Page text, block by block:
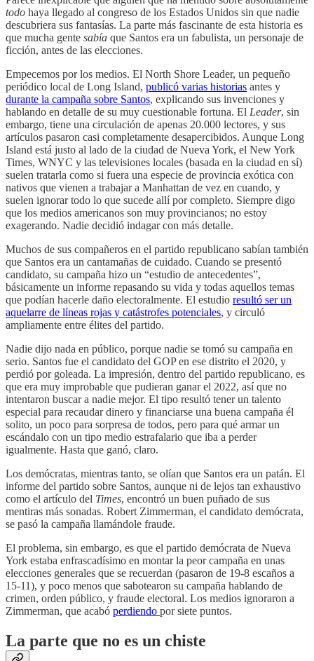
todo haya llegado al congreso de los Estados Unidos sin que nadie
descubriera sus fantasías. La parte más fascinante de esta historia es
que mucha gente sabía que Santos era un fabulista, un personaje de
ficción, antes de las elecciones.
Empecemos por los medios. El North Shore Leader, un pequeño
periódico local de Long Island, publicó varias historias antes y
durante la campaña sobre Santos, explicando sus invenciones y
hablando en detalle de su muy cuestionable fortuna. El Leader, sin
embargo, tiene una circulación de apenas 20.000 lectores, y sus
artículos pasaron casi completamente desapercibidos. Aunque Long
Island está justo al lado de la ciudad de Nueva York, el New York
Times, WNYC y las televisiones locales (basada en la ciudad en sí)
suelen tratarla como si fuera una especie de provincia exótica con
nativos que vienen a trabajar a Manhattan de vez en cuando, y
suelen ignorar todo lo que sucede allí por completo. Siempre digo
que los medios americanos son muy provincianos; no estoy
exagerando. Nadie decidió indagar con más detalle.
Muchos de sus compañeros en el partido republicano sabían también
que Santos era un cantamañas de cuidado. Cuando se presentó
candidato, su campaña hizo un “estudio de antecedentes”,
básicamente un informe repasando su vida y todas aquellos temas
que podían hacerle daño electoralmente. El estudio resultó ser un
aquelarre de líneas rojas y catástrofes potenciales, y circuló
ampliamente entre élites del partido.
Nadie dijo nada en público, porque nadie se tomó su campaña en
serio. Santos fue el candidato del GOP en ese distrito el 2020, y
perdió por goleada. La impresión, dentro del partido republicano, es
que era muy improbable que pudieran ganar el 2022, así que no
intentaron buscar a nadie mejor. El tipo resultó tener un talento
especial para recaudar dinero y financiarse una buena campaña él
solito, un poco para sorpresa de todos, pero para qué armar un
escándalo con un tipo medio estrafalario que iba a perder
igualmente. Hasta que ganó, claro.
Los demócratas, mientras tanto, se olían que Santos era un patán. El
informe del partido sobre Santos, aunque ni de lejos tan exhaustivo
como el artículo del Times, encontró un buen puñado de sus
mentiras más sonadas. Robert Zimmerman, el candidato demócrata,
se pasó la campaña llamándole fraude.
El problema, sin embargo, es que el partido demócrata de Nueva
York estaba enfrascadísimo en montar la peor campaña en unas
elecciones generales que se recuerdan (pasaron de 19-8 escaños a
15-11), y poco menos que sabotearon su campaña hablando de
crimen, orden público, y fraude electoral. Los medios ignoraron a
Zimmerman, que acabó perdiendo por siete puntos.
La parte que no es un chiste